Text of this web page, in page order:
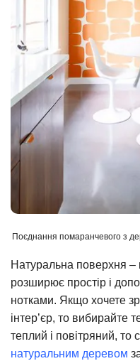
Поєднання помаранчевого з
Натуральна поверхня
розширює простір і
нотками. Якщо хочете
інтер’єр, то вибирайте
теплий і повітряний,
натуральним деревом